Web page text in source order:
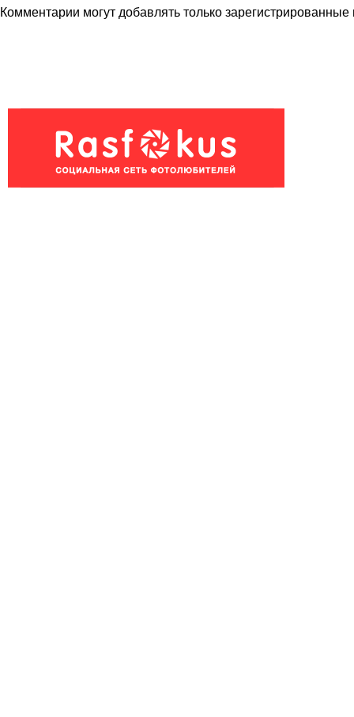
Комментарии могут добавлять толькозарегистрированные